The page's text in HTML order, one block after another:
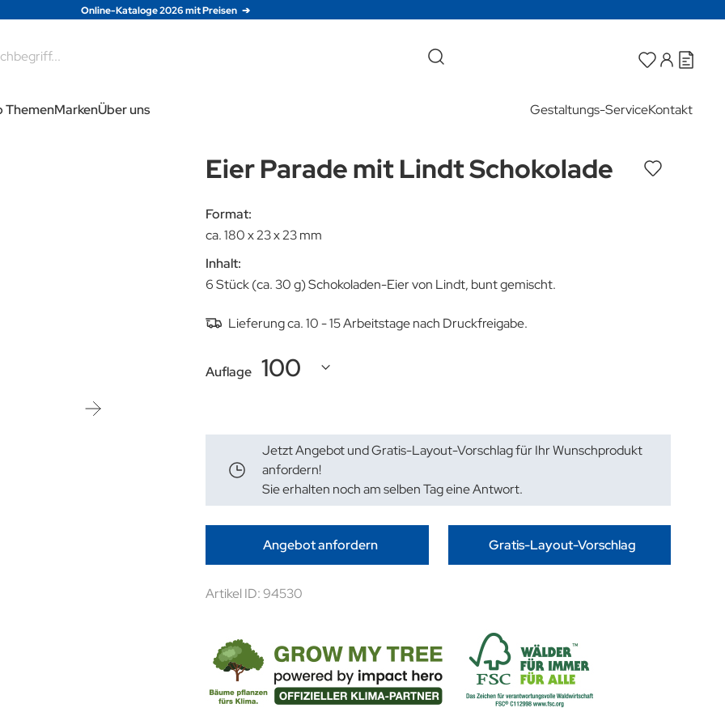
Online-Kataloge 2026 mit Preisen
ThemenMarkenÜber uns Gestaltungs-ServiceKontakt
Eier Parade mit Lindt Schokolade
Format:
ca. 180 x 23 x 23 mm
Inhalt:
6 Stück (ca. 30 g) Schokoladen-Eier von Lindt, bunt gemischt.
Lieferung ca. 10 - 15 Arbeitstage nach Druckfreigabe.
Auflage
Jetzt Angebot und Gratis-Layout-Vorschlag für Ihr Wunschprodukt
anfordern!
Sie erhalten noch am selben Tag eine Antwort.
Angebot anfordern Gratis-Layout-Vorschlag
Artikel ID: 94530